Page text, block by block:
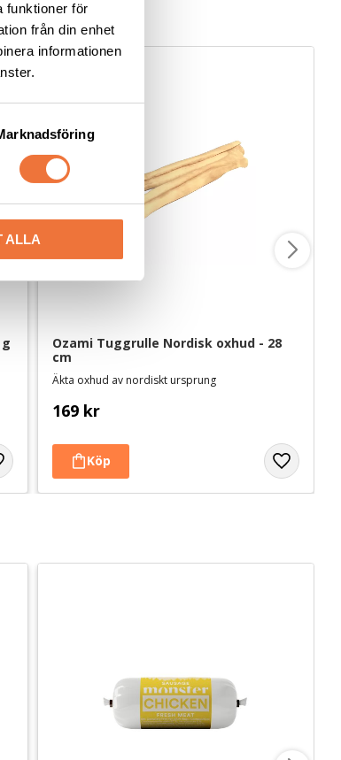
funktioner för
från din enhet
informationen
ALLA
Ozami Tuggrulle Nordisk oxhud - 28
cm
Äkta oxhud av nordiskt ursprung
169 kr